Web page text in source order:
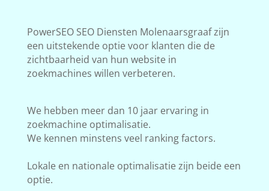
PowerSEO SEO Diensten Molenaarsgraaf zijn
een uitstekende optie voor klanten die de
zichtbaarheid van hun website in
zoekmachines willen verbeteren.
We hebben meer dan 10 jaar ervaring in
zoekmachine optimalisatie.
We kennen minstens veel ranking factors.
Lokale en nationale optimalisatie zijn beide een
optie.